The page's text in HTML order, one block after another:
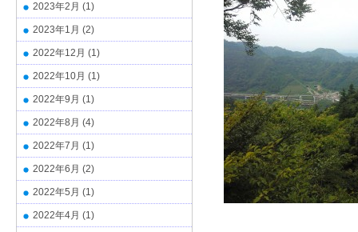
2023年2月 (1)
2023年1月 (2)
2022年12月 (1)
2022年10月 (1)
2022年9月 (1)
2022年8月 (4)
2022年7月 (1)
2022年6月 (2)
2022年5月 (1)
2022年4月 (1)